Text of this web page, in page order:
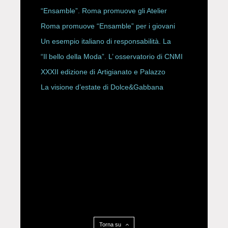
ROBERTA ANGELILLI
“Ensamble”. Roma promuove gli Atelier
Storici
Roma promuove “Ensamble” per i giovani
Un esempio italiano di responsabilità. La
Rete Slow Fiber
“Il bello della Moda”. L’ osservatorio di CNMI
XXXII edizione di Artigianato e Palazzo
La visione d’estate di Dolce&Gabbana
Torna su